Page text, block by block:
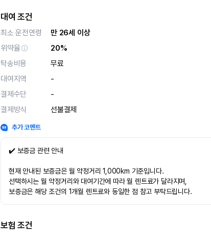
대여 조건
최소 운전연령
만 26세 이상
위약율
20%
탁송비용
무료
대여지역
-
결제수단
-
결제방식
선불결제
추가 코멘트
✔️ 보증금 관련 안내
현재 안내된 보증금은 월 약정거리 1,000km 기준입니다.
선택하시는 월 약정거리와 대여기간에 따라 월 렌트료가 달라지며,
보증금은 해당 조건의 1개월 렌트료와 동일한 점 참고 부탁드립니다.
보험 조건